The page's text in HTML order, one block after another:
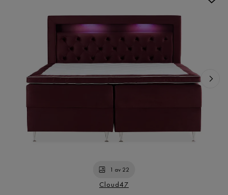
1 av 22
Cloud47